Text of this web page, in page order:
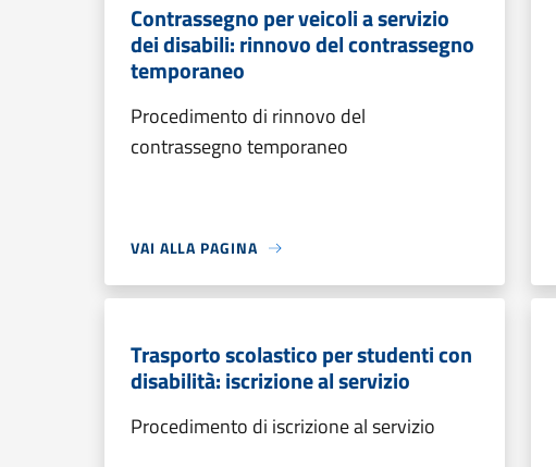
Contrassegno per veicoli a servizio
dei disabili: rinnovo del contrassegno
temporaneo
Procedimento di rinnovo del
contrassegno temporaneo
VAI ALLA PAGINA
Trasporto scolastico per studenti con
disabilità: iscrizione al servizio
Procedimento di iscrizione al servizio